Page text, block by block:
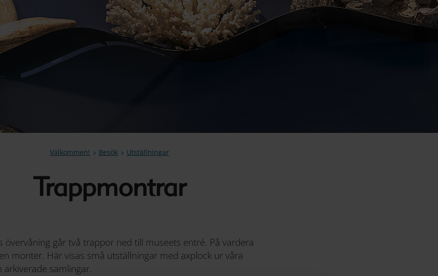
Välkommen! Besök Utställningar
Trappmontrar
övervåning går två trappor ned till museets entré. På vardera
monter. Här visas små utställningar med axplock ur våra
arkiverade samlingar.